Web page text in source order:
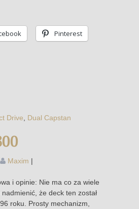
Pinterest
Drive Dual Capstan
Maxim |
i opinie: Nie ma co za wiele
że deck ten został
roku. Prosty mechanizm,